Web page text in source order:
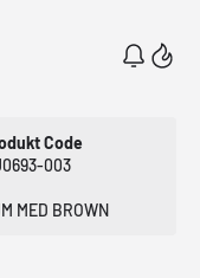
Code
003
MED BROWN